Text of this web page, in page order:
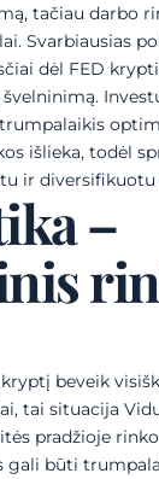
tačiau darbo
Svarbiausias
dėl FED
išlieka, todėl
ir diversifikuotu
–
beveik
tai situacija
pradžioje
gali būti